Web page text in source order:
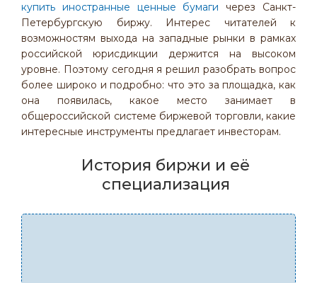
купить иностранные ценные бумаги через Санкт-
Петербургскую биржу. Интерес читателей к
возможностям выхода на западные рынки в рамках
российской юрисдикции держится на высоком
уровне. Поэтому сегодня я решил разобрать вопрос
более широко и подробно: что это за площадка, как
она появилась, какое место занимает в
общероссийской системе биржевой торговли, какие
интересные инструменты предлагает инвесторам.
История биржи и её
специализация